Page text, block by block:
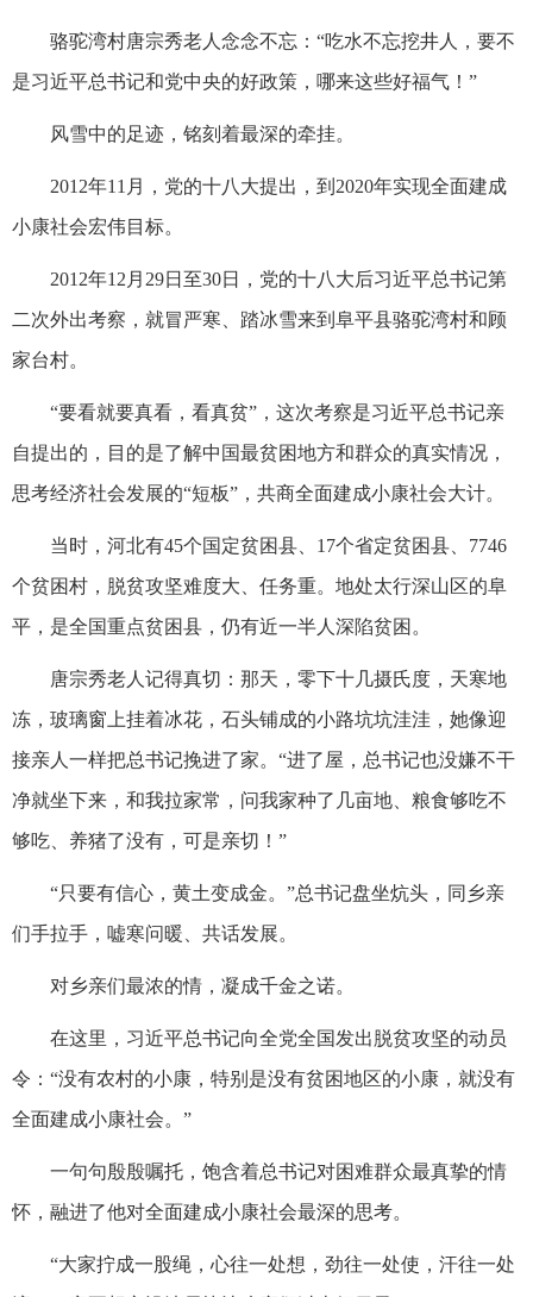
骆驼湾村唐宗秀老人念念不忘：“吃水不忘挖井人，要不
是习近平总书记和党中央的好政策，哪来这些好福气！”
风雪中的足迹，铭刻着最深的牵挂。
2012年11月，党的十八大提出，到2020年实现全面建成
小康社会宏伟目标。
2012年12月29日至30日，党的十八大后习近平总书记第
二次外出考察，就冒严寒、踏冰雪来到阜平县骆驼湾村和顾
家台村。
“要看就要真看，看真贫”，这次考察是习近平总书记亲
自提出的，目的是了解中国最贫困地方和群众的真实情况，
思考经济社会发展的“短板”，共商全面建成小康社会大计。
当时，河北有45个国定贫困县、17个省定贫困县、7746
个贫困村，脱贫攻坚难度大、任务重。地处太行深山区的阜
平，是全国重点贫困县，仍有近一半人深陷贫困。
唐宗秀老人记得真切：那天，零下十几摄氏度，天寒地
冻，玻璃窗上挂着冰花，石头铺成的小路坑坑洼洼，她像迎
接亲人一样把总书记挽进了家。“进了屋，总书记也没嫌不干
净就坐下来，和我拉家常，问我家种了几亩地、粮食够吃不
够吃、养猪了没有，可是亲切！”
“只要有信心，黄土变成金。”总书记盘坐炕头，同乡亲
们手拉手，嘘寒问暖、共话发展。
对乡亲们最浓的情，凝成千金之诺。
在这里，习近平总书记向全党全国发出脱贫攻坚的动员
令：“没有农村的小康，特别是没有贫困地区的小康，就没有
全面建成小康社会。”
一句句殷殷嘱托，饱含着总书记对困难群众最真挚的情
怀，融进了他对全面建成小康社会最深的思考。
“大家拧成一股绳，心往一处想，劲往一处使，汗往一处